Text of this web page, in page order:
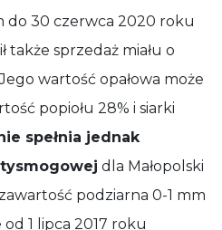
do 30 czerwca 2020 roku
także sprzedaż miału o
wartość opałowa może
popiołu 28% i siarki
spełnia jednak
dla Małopolski
podziarna 0-1 mm
od 1 lipca 2017 roku